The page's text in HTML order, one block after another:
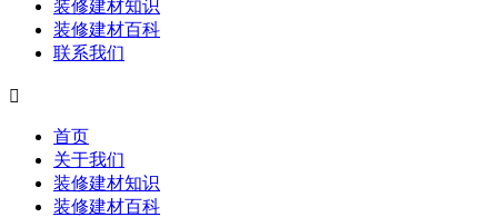
装修建材知识
装修建材百科
联系我们

首页
关于我们
装修建材知识
装修建材百科